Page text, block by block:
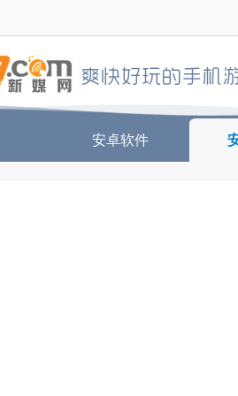
安卓软件